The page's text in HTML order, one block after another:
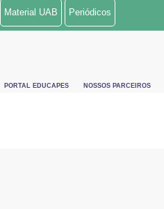
Material UAB Periódicos
PORTAL EDUCAPES NOSSOS PARCEIROS